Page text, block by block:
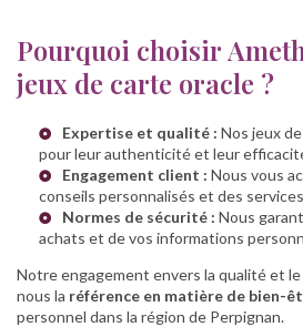
Pourquoi choisir
jeux de carte oracle ?
Expertise et qualité : Nos jeux
pour leur authenticité et leur
Engagement client : Nous vous
conseils personnalisés et des
Normes de sécurité : Nous
achats et de vos informations
Notre engagement envers la qualité et
nous la référence en matière de bien-
personnel dans la région de Perpignan.